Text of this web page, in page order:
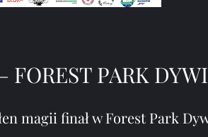
PARK
magii finał w Forest Park